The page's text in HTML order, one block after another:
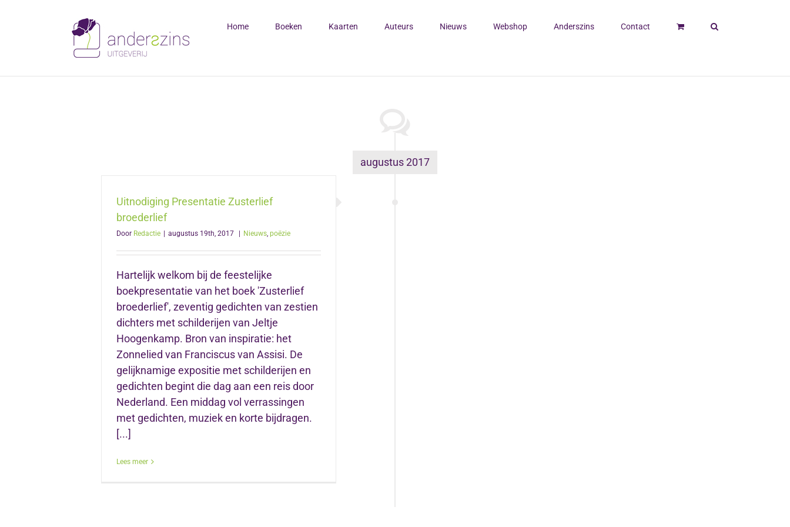
Home Boeken Kaarten Auteurs Nieuws Webshop Anderszins Contact
augustus 2017
Uitnodiging Presentatie Zusterlief
broederlief
Door Redactie | augustus 19th, 2017 | Nieuws poëzie
Hartelijk welkom bij de feestelijke
boekpresentatie van het boek 'Zusterlief
broederlief', zeventig gedichten van zestien
dichters met schilderijen van Jeltje
Hoogenkamp. Bron van inspiratie: het
Zonnelied van Franciscus van Assisi. De
gelijknamige expositie met schilderijen en
gedichten begint die dag aan een reis door
Nederland. Een middag vol verrassingen
met gedichten, muziek en korte bijdragen.
[...]
Lees meer